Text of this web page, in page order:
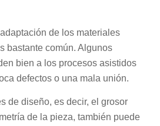
de los materiales
bastante común. Algunos
bien a los procesos asistidos
defectos o una mala unión.
de diseño, es decir, el grosor
de la pieza, también puede